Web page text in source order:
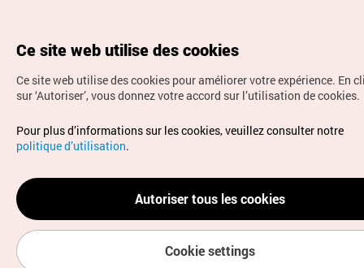
Droits d’auteur (c) Office National du Tourisme en Corée.
Tous droits réservés.
Pour les rapports d'erreurs et demandes de renseignements,
adressez vos demandes à
info.ontc@gmail.com
Ce site web utilise des cookies
Ce site web utilise des cookies pour améliorer votre expérience. En
sur ‘Autoriser’, vous donnez votre accord sur l’utilisation de cookies.
Pour plus d’informations sur les cookies, veuillez consulter notre
politique d’utilisation.
Autoriser tous les cookies
Cookie settings